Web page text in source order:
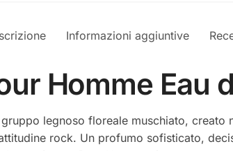
Informazioni aggiuntive
Homme Eau
legnoso floreale muschiato, creato
rock. Un profumo sofisticato,